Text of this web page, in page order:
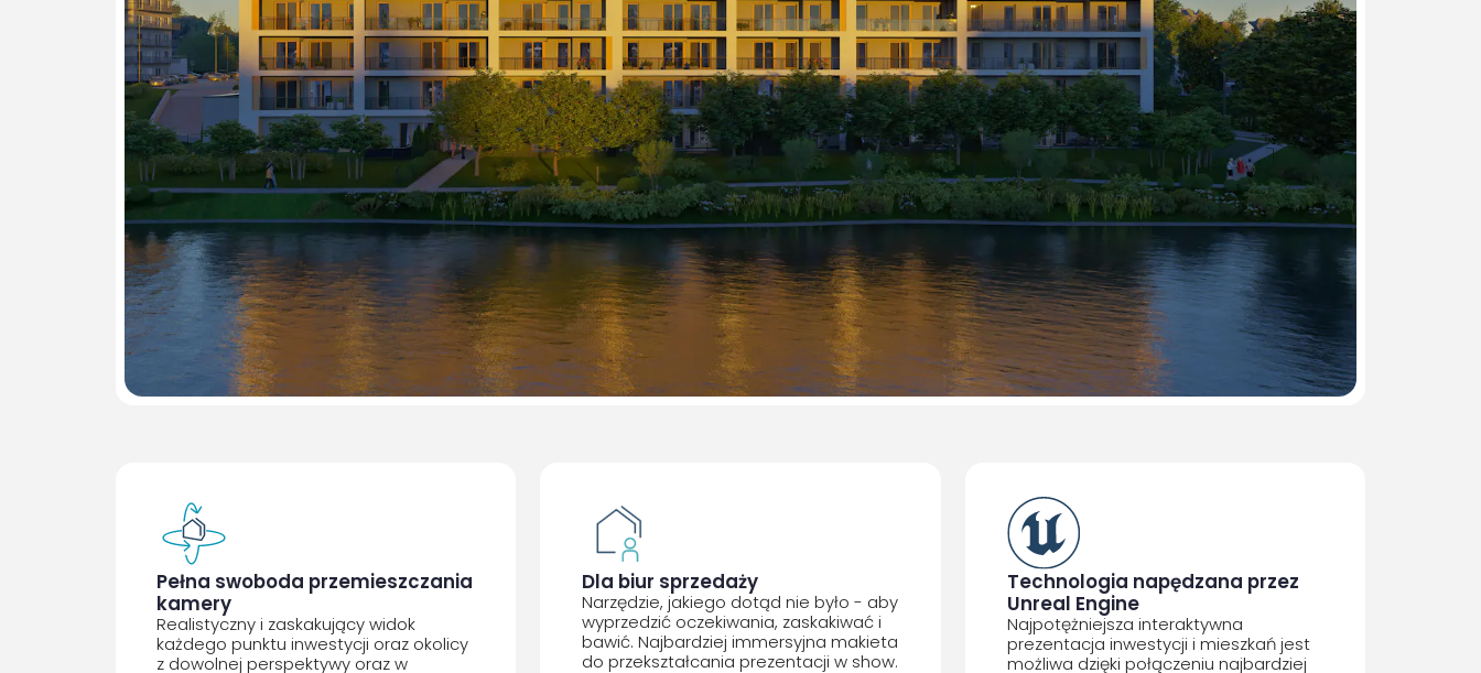
Pełna swoboda przemieszczania
kamery
Realistyczny i zaskakujący widok
każdego punktu inwestycji oraz okolicy
z dowolnej perspektywy oraz w
Dla biur sprzedaży
Narzędzie, jakiego dotąd nie było - aby
wyprzedzić oczekiwania, zaskakiwać i
bawić. Najbardziej immersyjna makieta
do przekształcania prezentacji w show.
Technologia napędzana przez
Unreal Engine
Najpotężniejsza interaktywna
prezentacja inwestycji i mieszkań jest
możliwa dzięki połączeniu najbardziej